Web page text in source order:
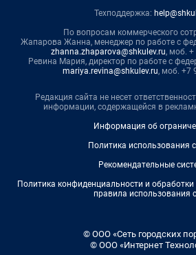
Техподдержка:
По вопросам коммерческого
Жапарова Жанна, менеджер по работе с
zhanna.zhaparova@shkulev.ru, моб. +
Ревина Мария, директор по работе с
mariya.revina@shkulev.ru, моб. +7
Редакция сайта не несет
информации, содержащейся в
Информация об
Политика использования
Рекомендательные
Политика конфиденциальности и
правила использования
© ООО «Сеть городских
© ООО «Интернет